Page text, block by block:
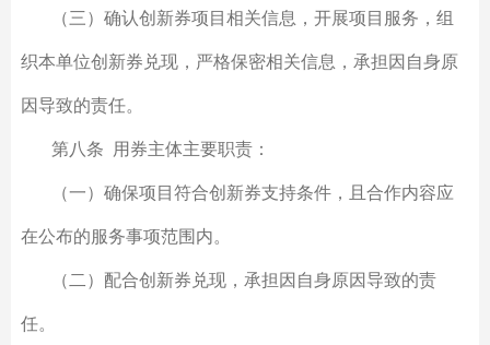
（三）确认创新券项目相关信息，开展项目服务，组
织本单位创新券兑现，严格保密相关信息，承担因自身原
因导致的责任。
第八条 用券主体主要职责：
（一）确保项目符合创新券支持条件，且合作内容应
在公布的服务事项范围内。
（二）配合创新券兑现，承担因自身原因导致的责
任。